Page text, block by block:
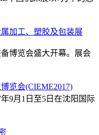
加工、塑胶及包装展
博览会盛大开幕。展会
览会(CIEME2017)
9月1日至5日在沈阳国际